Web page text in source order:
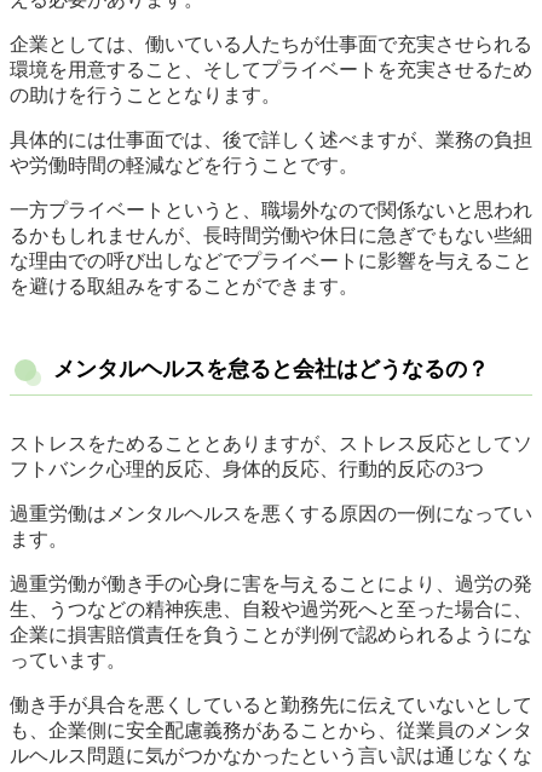
企業としては、働いている人たちが仕事面で充実させられる
環境を用意すること、そしてプライベートを充実させるため
の助けを行うこととなります。
具体的には仕事面では、後で詳しく述べますが、業務の負担
や労働時間の軽減などを行うことです。
一方プライベートというと、職場外なので関係ないと思われ
るかもしれませんが、長時間労働や休日に急ぎでもない些細
な理由での呼び出しなどでプライベートに影響を与えること
を避ける取組みをすることができます。
メンタルヘルスを怠ると会社はどうなるの？
ストレスをためることとありますが、ストレス反応としてソ
フトバンク心理的反応、身体的反応、行動的反応の3つ
過重労働はメンタルヘルスを悪くする原因の一例になってい
ます。
過重労働が働き手の心身に害を与えることにより、過労の発
生、うつなどの精神疾患、自殺や過労死へと至った場合に、
企業に損害賠償責任を負うことが判例で認められるようにな
っています。
働き手が具合を悪くしていると勤務先に伝えていないとして
も、企業側に安全配慮義務があることから、従業員のメンタ
ルヘルス問題に気がつかなかったという言い訳は通じなくな